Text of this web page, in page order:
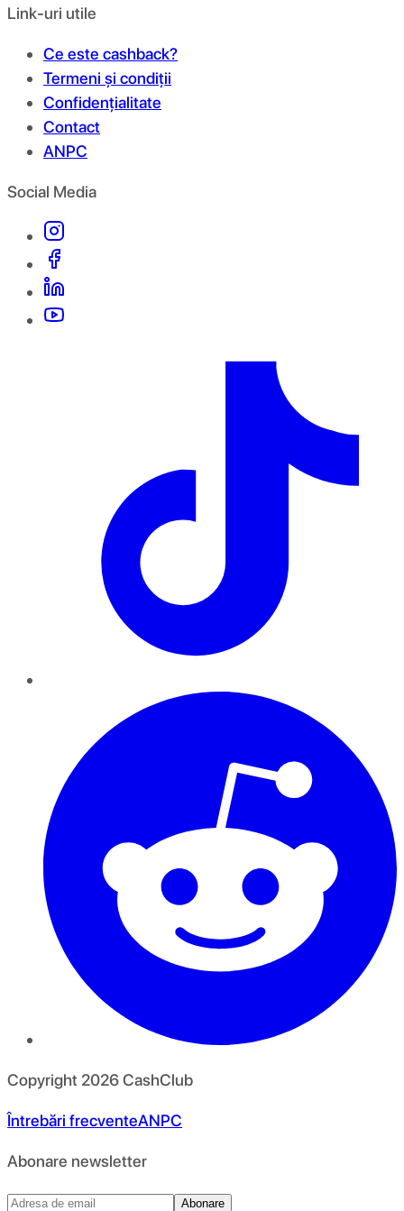
Link-uri utile
Ce este cashback?
Termeni și condiții
Confidențialitate
Contact
ANPC
Social Media
Copyright 2026CashClub
Întrebări frecventeANPC
Abonare newsletter
Abonare